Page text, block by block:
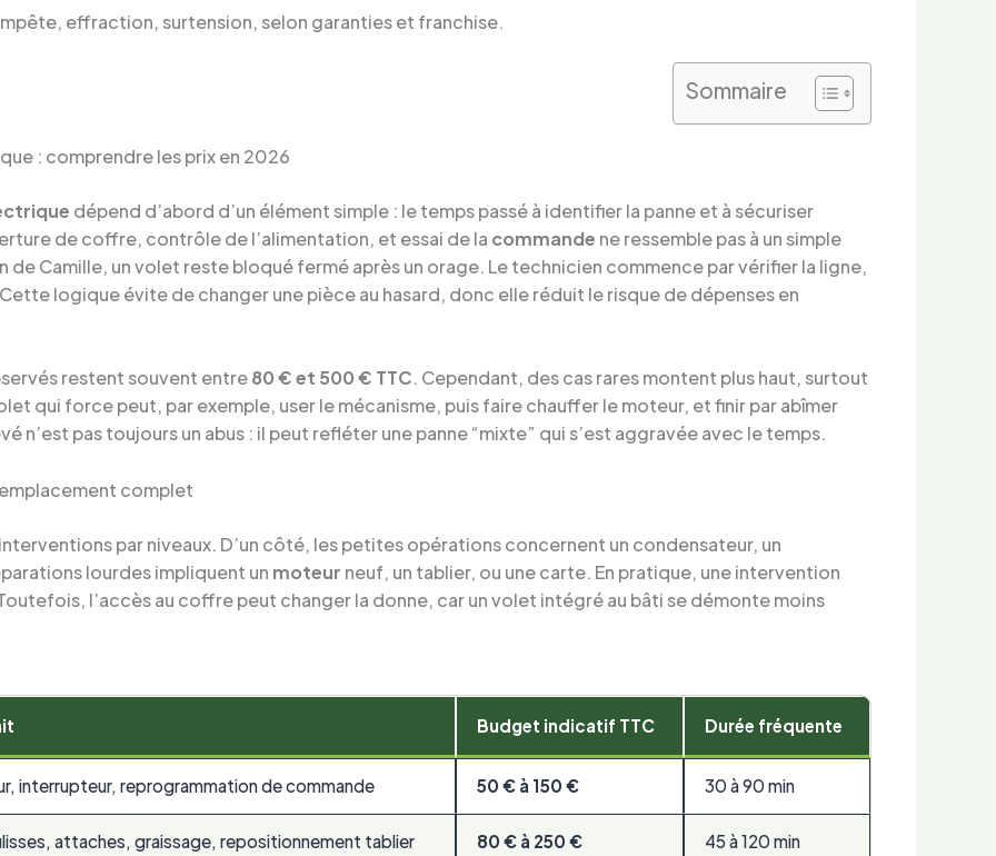
effraction, surtension, selon garanties et franchise.
Sommaire
: comprendre les prix en 2026
dépend d’abord d’un élément simple : le temps passé à identifier la panne et à sécuriser
de coffre, contrôle de l’alimentation, et essai de la commande ne ressemble pas à un simple
de Camille, un volet reste bloqué fermé après un orage. Le technicien commence par vérifier la ligne,
logique évite de changer une pièce au hasard, donc elle réduit le risque de dépenses en
restent souvent entre80 € et 500 € TTC. Cependant, des cas rares montent plus haut, surtout
qui force peut, par exemple, user le mécanisme, puis faire chauffer le moteur, et finir par abîmer
n’est pas toujours un abus : il peut refléter une panne “mixte” qui s’est aggravée avec le temps.
complet
par niveaux. D’un côté, les petites opérations concernent un condensateur, un
lourdes impliquent un moteur neuf, un tablier, ou une carte. En pratique, une intervention
l’accès au coffre peut changer la donne, car un volet intégré au bâti se démonte moins
Budget indicatif TTC Durée fréquente
interrupteur, reprogrammation de commande 50 € à 150 € 30 à 90 min
attaches, graissage, repositionnement tablier 80 € à 250 € 45 à 120 min